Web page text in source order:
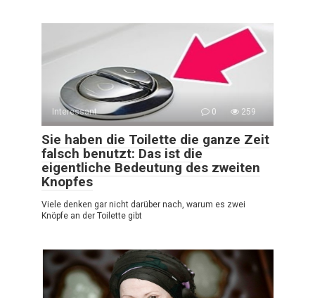
Interessant 0 259
Sie haben die Toilette die ganze Zeit
falsch benutzt: Das ist die
eigentliche Bedeutung des zweiten
Knopfes
Viele denken gar nicht darüber nach, warum es zwei
Knöpfe an der Toilette gibt